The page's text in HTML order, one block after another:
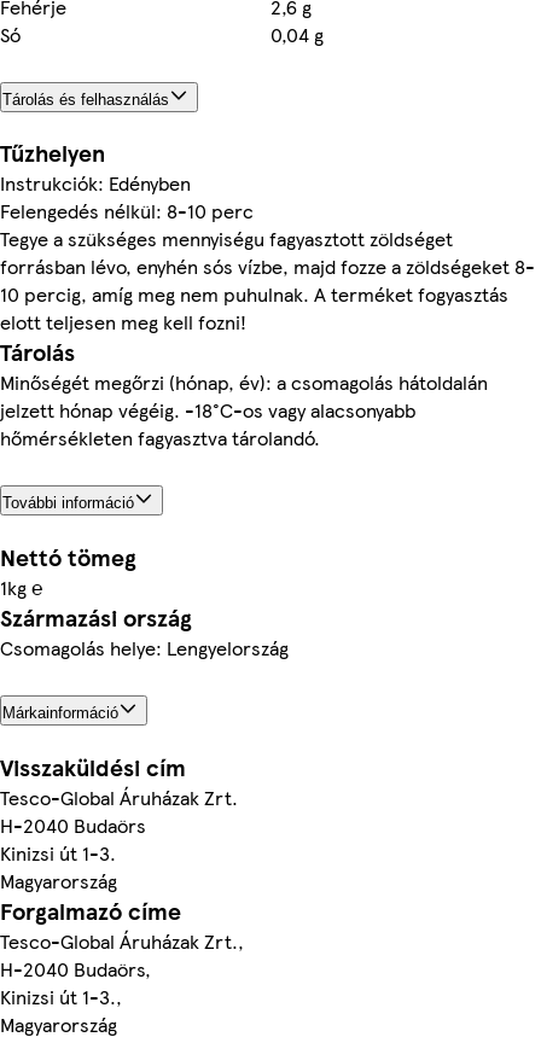
Fehérje
2,6 g
Só
0,04 g
Tárolás és felhasználás
Tűzhelyen
Instrukciók: Edényben
Felengedés nélkül: 8-10 perc
Tegye a szükséges mennyiségu fagyasztott zöldséget
forrásban lévo, enyhén sós vízbe, majd fozze a zöldségeket 8-
10 percig, amíg meg nem puhulnak. A terméket fogyasztás
elott teljesen meg kell fozni!
Tárolás
Minőségét megőrzi (hónap, év): a csomagolás hátoldalán
jelzett hónap végéig. -18°C-os vagy alacsonyabb
hőmérsékleten fagyasztva tárolandó.
További információ
Nettó tömeg
1kg ℮
Származási ország
Csomagolás helye: Lengyelország
Márkainformáció
Visszaküldési cím
Tesco-Global Áruházak Zrt.
H-2040 Budaörs
Kinizsi út 1-3.
Magyarország
Forgalmazó címe
Tesco-Global Áruházak Zrt.,
H-2040 Budaörs,
Kinizsi út 1-3.,
Magyarország